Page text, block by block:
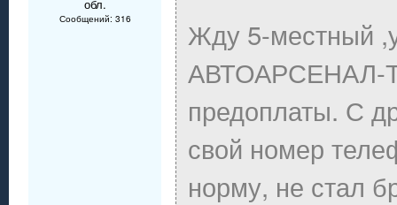
обл.
Сообщений: 316
Жду 5-местный
АВТОАРСЕНАЛ-Т
предоплаты. С
свой номер
норму, не стал